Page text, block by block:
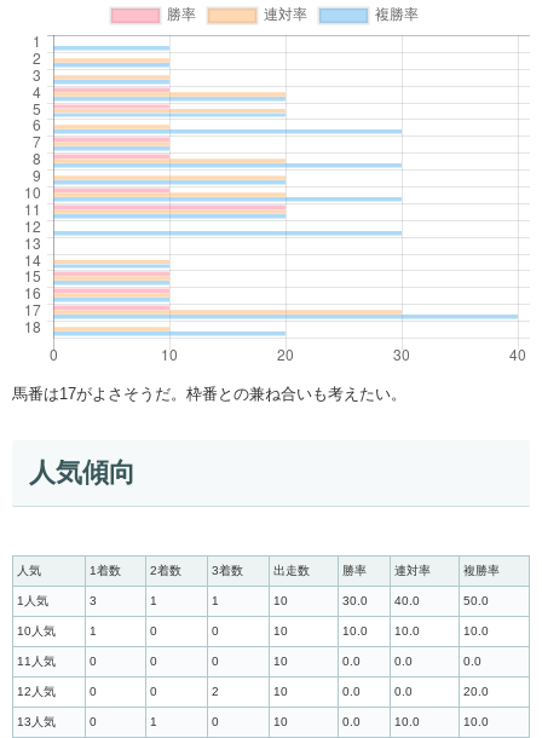
馬番は17がよさそうだ。枠番との兼ね合いも考えたい。
人気傾向
人気 1着数 2着数 3着数 出走数 勝率 連対率 複勝率
1人気 3 1 1 10 30.0 40.0 50.0
10人気 1 0 0 10 10.0 10.0 10.0
11人気 0 0 0 10 0.0 0.0 0.0
12人気 0 0 2 10 0.0 0.0 20.0
13人気 0 1 0 10 0.0 10.0 10.0